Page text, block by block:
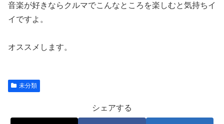
音楽が好きならクルマでこんなところを楽しむと気持ちイ
イですよ。
オススメします。
未分類
シェアする